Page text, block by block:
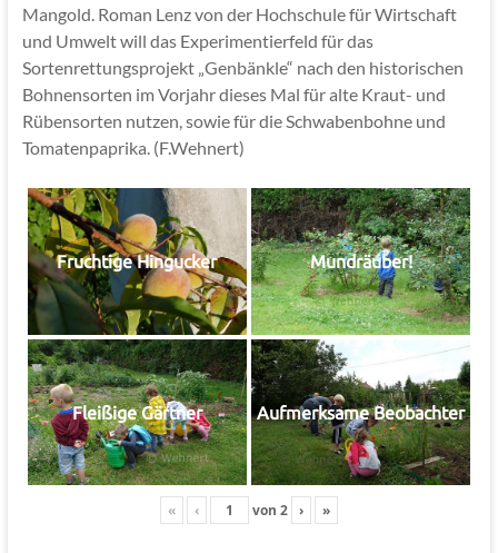
Mangold. Roman Lenz von der Hochschule für Wirtschaft
und Umwelt will das Experimentierfeld für das
Sortenrettungsprojekt „Genbänkle“ nach den historischen
Bohnensorten im Vorjahr dieses Mal für alte Kraut- und
Rübensorten nutzen, sowie für die Schwabenbohne und
Tomatenpaprika. (F.Wehnert)
Fruchtige Hingucker Mundräuber!
Fleißige Gärtner Aufmerksame Beobachter
« ‹ von 2 › »